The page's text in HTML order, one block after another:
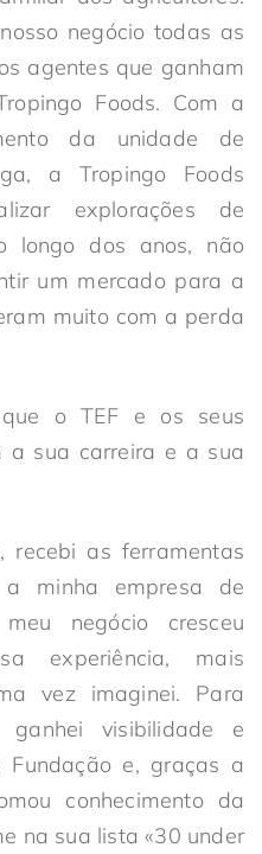
negócio todas as
agentes que ganham
Foods. Com a
da unidade de
a Tropingo Foods
explorações de
longo dos anos, não
um mercado para a
muito com a perda
o TEF e os seus
a sua carreira e a sua
recebi as ferramentas
minha empresa de
negócio cresceu
experiência, mais
vez imaginei. Para
visibilidade e
Fundação e, graças a
conhecimento da
na sua lista «30 under